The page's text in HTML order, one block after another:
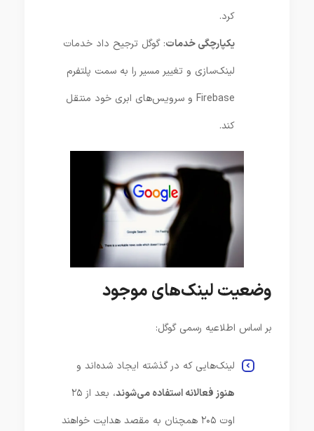
کرد.
یکپارچگی خدمات: گوگل ترجیح داد خدمات
لینک‌سازی و تغییر مسیر را به سمت پلتفرم
Firebase و سرویس‌های ابری خود منتقل
کند.
وضعیت لینک‌های موجود
بر اساس اطلاعیه رسمی گوگل:
لینک‌هایی که در گذشته ایجاد شده‌اند و
هنوز فعالانه استفاده می‌شوند
، بعد از ۲۵
اوت ۲۰۵ همچنان به مقصد هدایت خواهند